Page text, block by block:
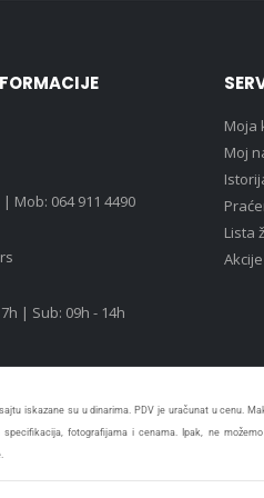
| Mob: 064 911 4490
| Sub: 09h - 14h
Moja
Moj
Lista
iskazane su u dinarima. PDV je uračunat u cenu.
specifikacija, fotografijama i cenama. Ipak, ne